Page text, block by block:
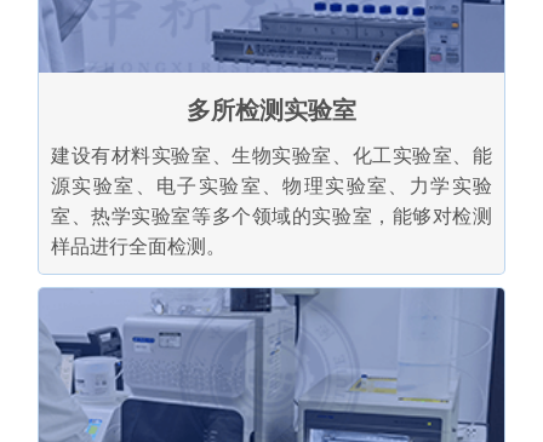
多所检测实验室
建设有材料实验室、生物实验室、化工实验室、能
源实验室、电子实验室、物理实验室、力学实验
室、热学实验室等多个领域的实验室，能够对检测
样品进行全面检测。